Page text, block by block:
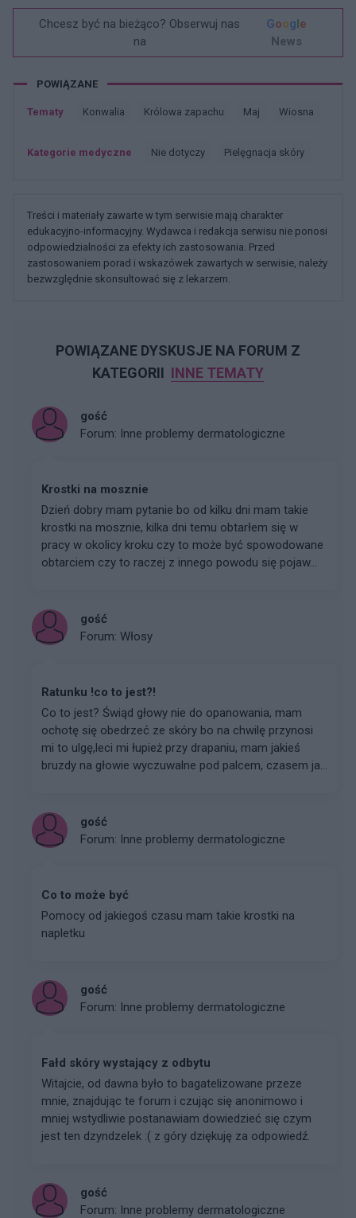
Chcesz być na bieżąco? Obserwuj nas
na
Google
News
POWIĄZANE
Tematy Konwalia Królowa zapachu Maj Wiosna
Kategorie medyczne Nie dotyczy Pielęgnacja skóry
Treści i materiały zawarte w tym serwisie mają charakter
edukacyjno-informacyjny. Wydawca i redakcja serwisu nie ponosi
odpowiedzialności za efekty ich zastosowania. Przed
zastosowaniem porad i wskazówek zawartych w serwisie, należy
bezwzględnie skonsultować się z lekarzem.
POWIĄZANE DYSKUSJE NA FORUM Z
KATEGORII INNE TEMATY
gość
Forum: Inne problemy dermatologiczne
Krostki na mosznie
Dzień dobry mam pytanie bo od kilku dni mam takie
krostki na mosznie, kilka dni temu obtarłem się w
pracy w okolicy kroku czy to może być spowodowane
obtarciem czy to raczej z innego powodu się pojaw...
gość
Forum: Włosy
Ratunku !co to jest?!
Co to jest? Świąd głowy nie do opanowania, mam
ochotę się obedrzeć ze skóry bo na chwilę przynosi
mi to ulgę,leci mi łupież przy drapaniu, mam jakieś
bruzdy na głowie wyczuwalne pod palcem, czasem ja...
gość
Forum: Inne problemy dermatologiczne
Co to może być
Pomocy od jakiegoś czasu mam takie krostki na
napletku
gość
Forum: Inne problemy dermatologiczne
Fałd skóry wystający z odbytu
Witajcie, od dawna było to bagatelizowane przeze
mnie, znajdując te forum i czując się anonimowo i
mniej wstydliwie postanawiam dowiedzieć się czym
jest ten dzyndzelek :( z góry dziękuję za odpowiedź.
gość
Forum: Inne problemy dermatologiczne